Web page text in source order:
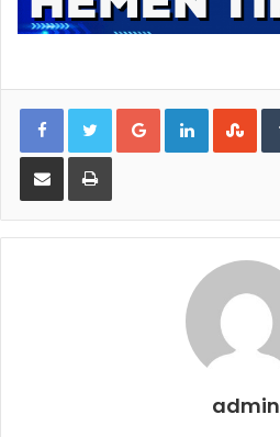
Google+ LinkedIn StumbleUpon
E-Posta ile paylaş Yazdır
admin